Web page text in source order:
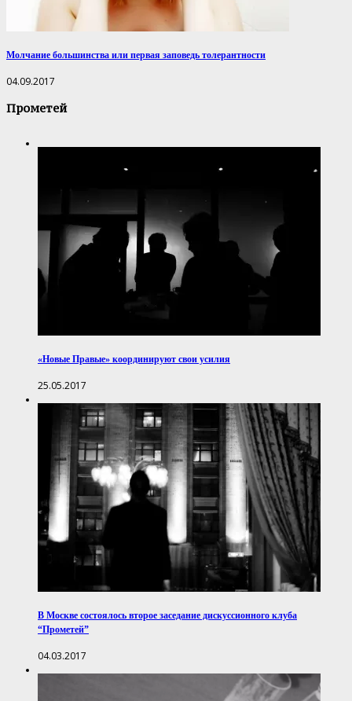
Молчание большинства или первая заповедь толерантности
04.09.2017
Прометей
«Новые Правые» координируют свои усилия
25.05.2017
В Москве состоялось второе заседание дискуссионного клуба
“Прометей”
04.03.2017